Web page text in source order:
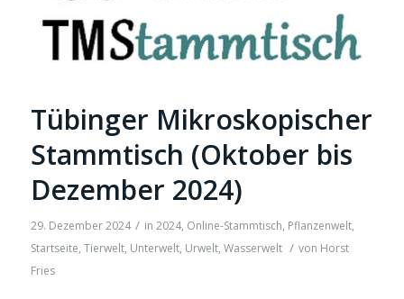
Tübinger Mikroskopischer
Stammtisch (Oktober bis
Dezember 2024)
29. Dezember 2024 / in 2024, Online-Stammtisch, Pflanzenwelt,
Startseite, Tierwelt, Unterwelt, Urwelt, Wasserwelt / von Horst
Fries